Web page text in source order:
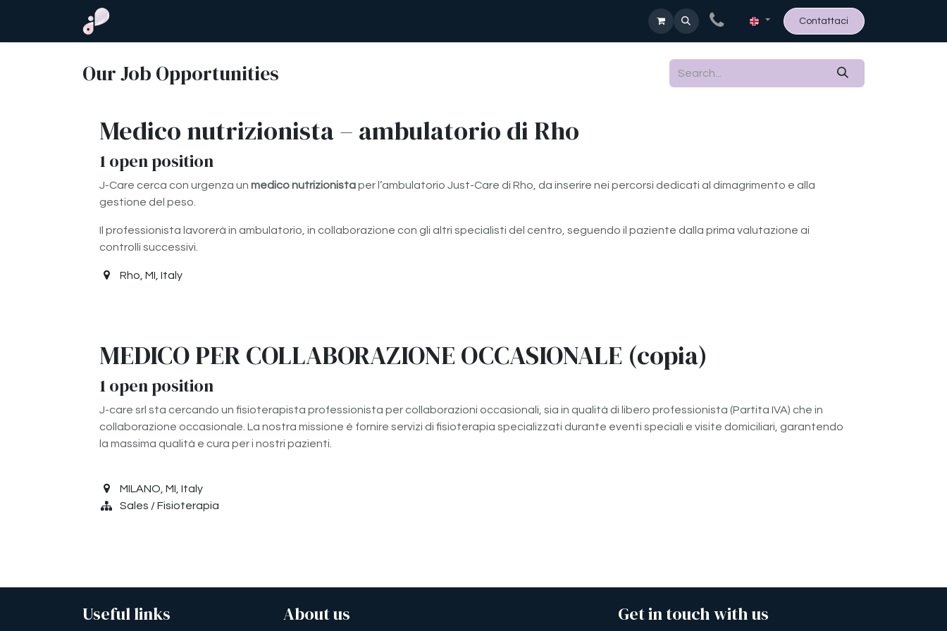
Contattaci
Our Job Opportunities
Medico nutrizionista – ambulatorio di Rho
1open position
J-Care cerca con urgenza un medico nutrizionistaper l’ambulatorio Just-Care di Rho, da inserire nei percorsi dedicati al dimagrimento e alla
gestione del peso.
Il professionista lavorerà in ambulatorio, in collaborazione con gli altri specialisti del centro, seguendo il paziente dalla prima valutazione ai
controlli successivi.
Rho, MI, Italy
MEDICO PER COLLABORAZIONE OCCASIONALE (copia)
1open position
J-care srl sta cercando un fisioterapista professionista per collaborazioni occasionali, sia in qualità di libero professionista (Partita IVA) che in
collaborazione occasionale. La nostra missione è fornire servizi di fisioterapia specializzati durante eventi speciali e visite domiciliari, garantendo
la massima qualità e cura per i nostri pazienti.
MILANO, MI, Italy
Sales / Fisioterapia
Useful links About us Get in touch with us